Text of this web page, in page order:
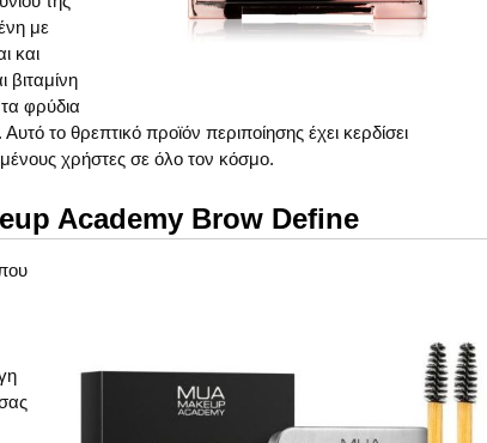
με
και
βιταμίνη
φρύδια
το θρεπτικό προϊόν περιποίησης έχει κερδίσει
χρήστες σε όλο τον κόσμο.
Academy Brow Define